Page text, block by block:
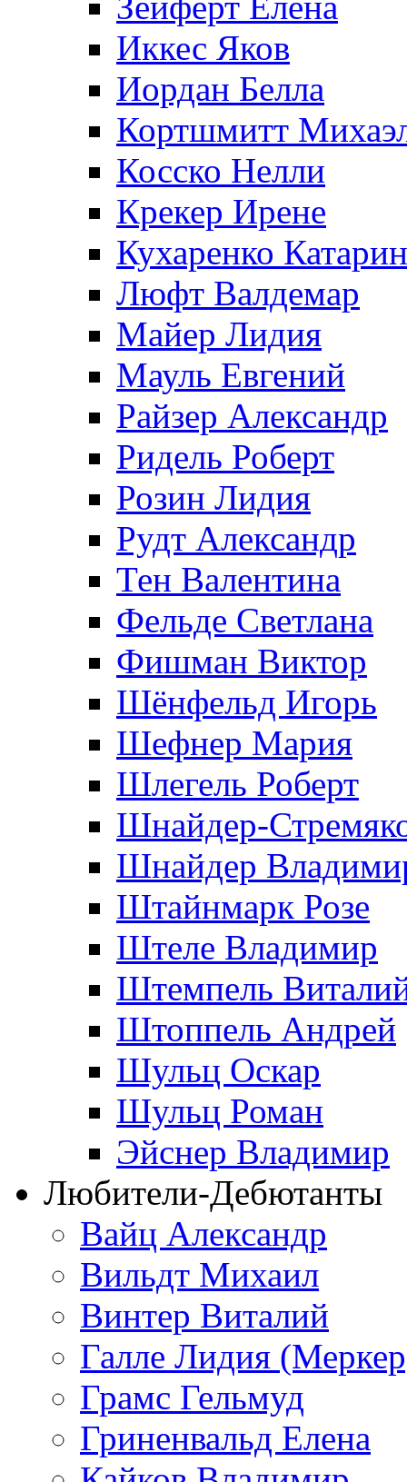
Иккес Яков
Иордан Белла
Кортшмитт
Косско Нелли
Крекер Ирене
Кухаренко
Люфт Валдемaр
Майер Лидия
Мауль Евгений
Райзер Александр
Ридель Роберт
Розин Лидия
Рудт Александр
Тен Валентина
Фельде Светлана
Фишман Виктор
Шёнфельд Игорь
Шефнер Мария
Шлегель Роберт
Шнайдер-
Шнайдер
Штайнмарк Розe
Штеле Владимир
Штемпель
Штоппель Андрей
Шульц Оскар
Шульц Роман
Эйснер Владимир
Любители-Дебютанты
Вайц Александр
Вильдт Михаил
Винтер Виталий
Галле Лидия
Грамс Гельмуд
Гриненвальд Елена